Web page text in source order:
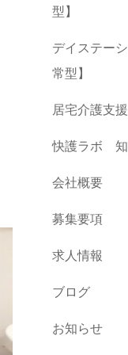
型】
デイステー
常型】
居宅介護支
快護ラボ
会社概要
募集要項
求人情報
ブログ
お知らせ